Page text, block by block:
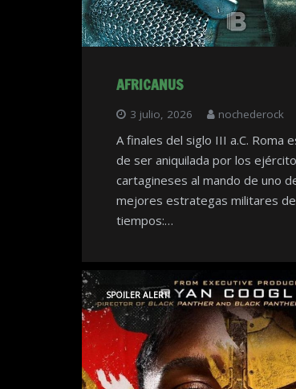
AFRICANUS
3 julio, 2026 nochederock
A finales del siglo III a.C. Roma
de ser aniquilada por los
cartagineses al mando de uno
mejores estrategas militares
tiempos:…
SPOILER ALERT!